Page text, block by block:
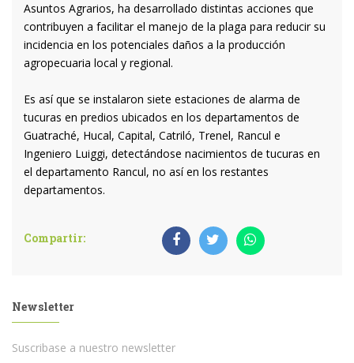
Asuntos Agrarios, ha desarrollado distintas acciones que
contribuyen a facilitar el manejo de la plaga para reducir su
incidencia en los potenciales daños a la producción
agropecuaria local y regional.
Es así que se instalaron siete estaciones de alarma de
tucuras en predios ubicados en los departamentos de
Guatraché, Hucal, Capital, Catriló, Trenel, Rancul e
Ingeniero Luiggi, detectándose nacimientos de tucuras en
el departamento Rancul, no así en los restantes
departamentos.
Compartir:
Newsletter
Suscribase a nuestro newsletter